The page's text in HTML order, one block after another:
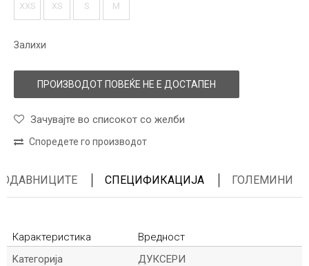
XXS XS S M
Залихи
ПРОИЗВОДОТ ПОВЕЌЕ НЕ Е ДОСТАПЕН
Зачувајте во списокот со желби
Споредете го производот
СПЕЦИФИКАЦИЈА ГОЛЕМИНИ
Карактеристика
Вредност
Kатегорија
ДУКСЕРИ